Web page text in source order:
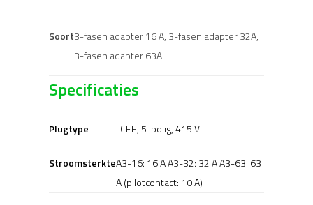
Soort3-fasen adapter 16 A, 3-fasen adapter 32A,
3-fasen adapter 63A
Specificaties
Plugtype CEE, 5-polig, 415 V
StroomsterkteA3-16: 16 A A3-32: 32 A A3-63: 63
A (pilotcontact: 10 A)